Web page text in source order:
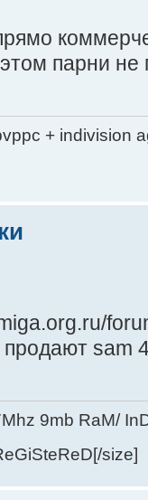
парни не
+ indivision
sam
9mb RaM/
size]